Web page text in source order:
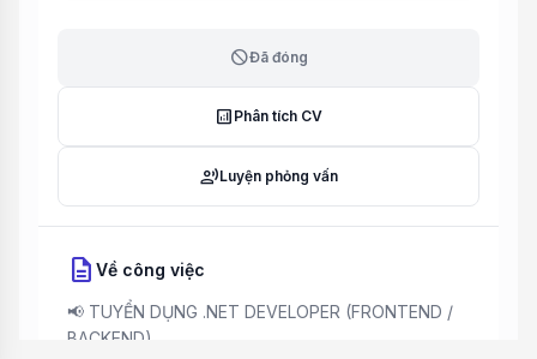
blockĐã đóng
analytics Phân tích CV
record_voice_overLuyện phỏng vấn
description Về công việc
📢 TUYỂN DỤNG .NET DEVELOPER (FRONTEND /
BACKEND)